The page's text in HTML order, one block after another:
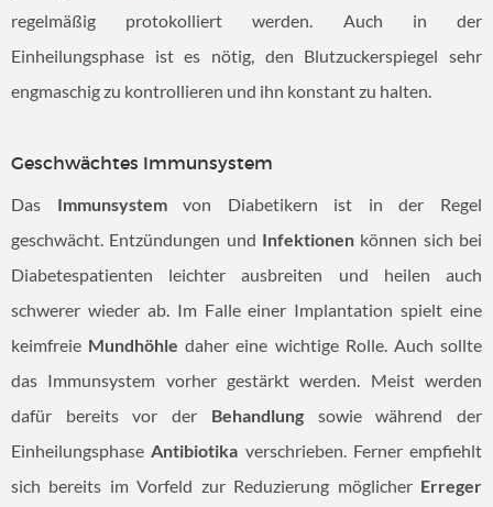
regelmäßig protokolliert werden. Auch in der
Einheilungsphase ist es nötig, den Blutzuckerspiegel sehr
engmaschig zu kontrollieren und ihn konstant zu halten.
Geschwächtes Immunsystem
Das Immunsystemvon Diabetikern ist in der Regel
geschwächt. Entzündungen und Infektionen können sich bei
Diabetespatienten leichter ausbreiten und heilen auch
schwerer wieder ab. Im Falle einer Implantation spielt eine
keimfreie Mundhöhle daher eine wichtige Rolle. Auch sollte
das Immunsystem vorher gestärkt werden. Meist werden
dafür bereits vor der Behandlungsowie während der
EinheilungsphaseAntibiotika verschrieben. Ferner empfiehlt
sich bereits im Vorfeld zur Reduzierung möglicher Erreger